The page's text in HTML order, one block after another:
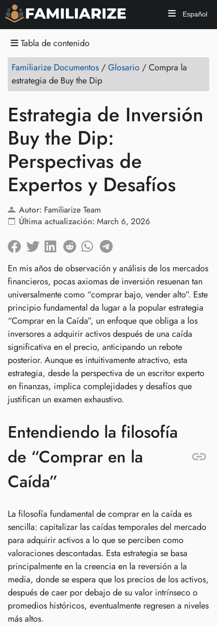
Español
Tabla de contenido
Familiarize Documentos /Glosario /Compra la
estrategia de Buy the Dip
Estrategia de Inversión
Buy the Dip:
Perspectivas de
Expertos y Desafíos
Autor: Familiarize Team
Última actualización: March 6, 2026
En mis años de observación y análisis de los mercados
financieros, pocas axiomas de inversión resuenan tan
universalmente como “comprar bajo, vender alto”. Este
principio fundamental da lugar a la popular estrategia
“Comprar en la Caída”, un enfoque que obliga a los
inversores a adquirir activos después de una caída
significativa en el precio, anticipando un rebote
posterior. Aunque es intuitivamente atractivo, esta
estrategia, desde la perspectiva de un escritor experto
en finanzas, implica complejidades y desafíos que
justifican un examen exhaustivo.
Entendiendo la filosofía
de “Comprar en la
Caída”
La filosofía fundamental de comprar en la caída es
sencilla: capitalizar las caídas temporales del mercado
para adquirir activos a lo que se perciben como
valoraciones descontadas. Esta estrategia se basa
principalmente en la creencia en la reversión a la
media, donde se espera que los precios de los activos,
después de caer por debajo de su valor intrínseco o
promedios históricos, eventualmente regresen a niveles
más altos.